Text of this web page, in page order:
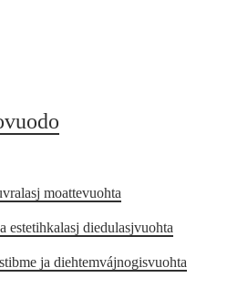
moattevuohta
estetihkalasj diedulasjvuohta
ja diehtemvájnogisvuohta